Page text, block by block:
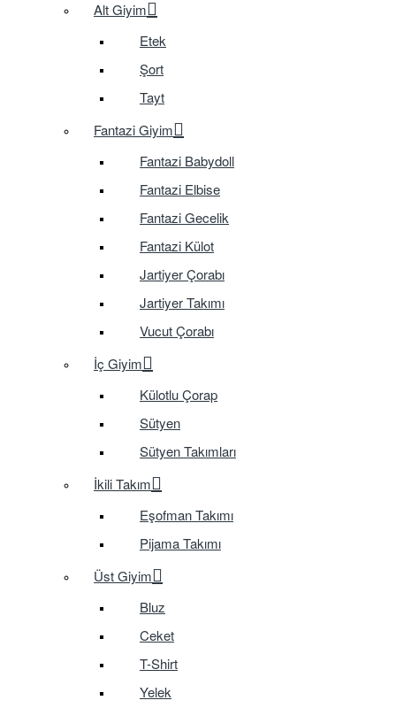
Alt Giyim
Etek
Şort
Tayt
Fantazi Giyim
Fantazi Babydoll
Fantazi Elbise
Fantazi Gecelik
Fantazi Külot
Jartiyer Çorabı
Jartiyer Takımı
Vucut Çorabı
İç Giyim
Külotlu Çorap
Sütyen
Sütyen Takımları
İkili Takım
Eşofman Takımı
Pijama Takımı
Üst Giyim
Bluz
Ceket
T-Shirt
Yelek